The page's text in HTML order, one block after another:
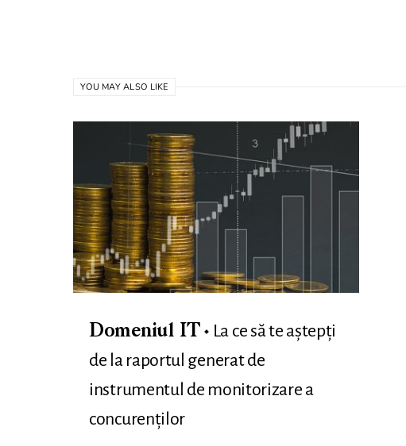
YOU MAY ALSO LIKE
Domeniul IT
La ce să te aștepți
de la raportul generat de
instrumentul de monitorizare a
concurenților